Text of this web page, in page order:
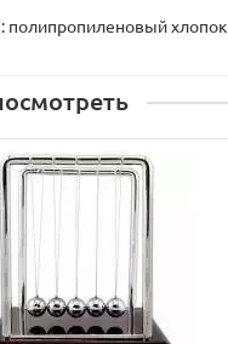
полипропиленовый хлопок